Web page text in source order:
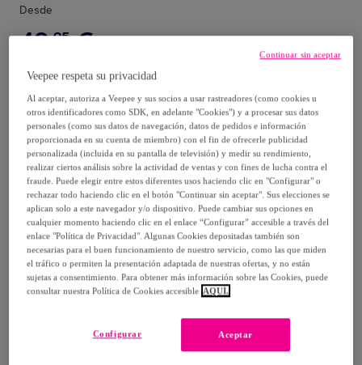
Desde
49,95 €
74,95 €
-33%
Vendido porCreaciones Euromoda
Entrega
Envío gratis
Entrega: Entre el12/08y el15/08
¿Cómo funciona?
Veepee respeta su privacidad
Al aceptar, autoriza a Veepee y sus socios a usar rastreadores (como cookies u
otros identificadores como SDK, en adelante "Cookies") y a procesar sus datos
personales (como sus datos de navegación, datos de pedidos e información
proporcionada en su cuenta de miembro) con el fin de ofrecerle publicidad
personalizada (incluida en su pantalla de televisión) y medir su rendimiento,
realizar ciertos análisis sobre la actividad de ventas y con fines de lucha contra el
fraude. Puede elegir entre estos diferentes usos haciendo clic en "Configurar" o
rechazar todo haciendo clic en el botón "Continuar sin aceptar". Sus elecciones se
aplican solo a este navegador y/o dispositivo. Puede cambiar sus opciones en
cualquier momento haciendo clic en el enlace “Configurar” accesible a través del
enlace "Política de Privacidad". Algunas Cookies depositadas también son
necesarias para el buen funcionamiento de nuestro servicio, como las que miden
el tráfico o permiten la presentación adaptada de nuestras ofertas, y no están
sujetas a consentimiento. Para obtener más información sobre las Cookies, puede
consultar nuestra Política de Cookies accesible AQUÍ.
Aceptar
Configurar
Continuar sin aceptar